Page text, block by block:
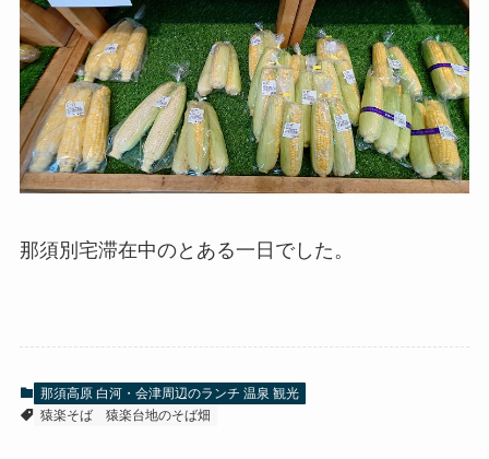
那須別宅滞在中のとある一日でした。
那須高原 白河・会津周辺のランチ 温泉 観光
猿楽そば
猿楽台地のそば畑